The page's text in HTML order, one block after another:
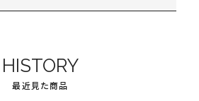
HISTORY
最近見た商品